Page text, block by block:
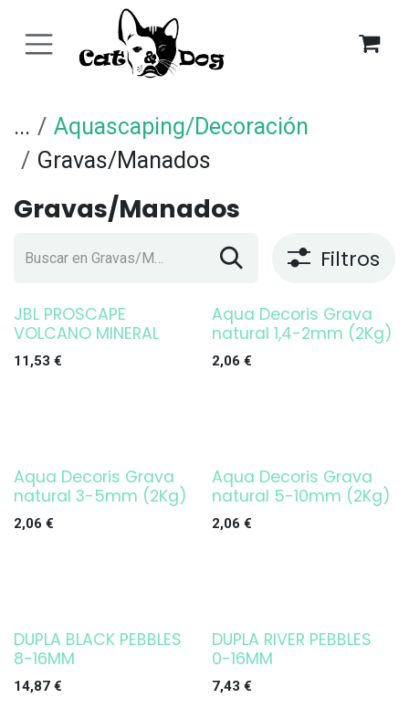
...
Aquascaping/Decoración
Gravas/Manados
Gravas/Manados
Filtros
JBL PROSCAPE
VOLCANO MINERAL
11,53 €
Aqua Decoris Grava
natural 1,4-2mm (2Kg)
2,06 €
Aqua Decoris Grava
natural 3-5mm (2Kg)
2,06 €
Aqua Decoris Grava
natural 5-10mm (2Kg)
2,06 €
DUPLA BLACK PEBBLES
8-16MM
14,87 €
DUPLA RIVER PEBBLES
0-16MM
7,43 €